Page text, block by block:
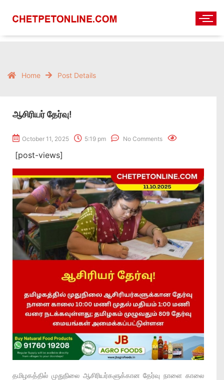
Home Post Details
ஆசிரியர் தேர்வு!
October 11, 2025 5:19 pm No Comments
[post-views]
தமிழகத்தில் முதுநிலை ஆசிரியர்களுக்கான தேர்வு நாளை காலை